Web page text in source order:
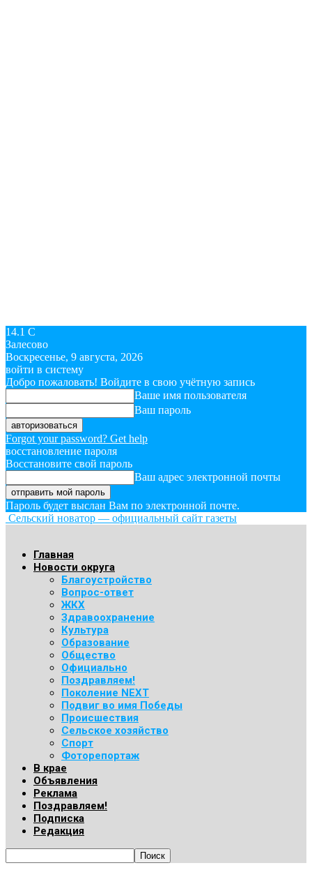
14.1 C
Залесово
Воскресенье, 9 августа, 2026
войти в систему
Добро пожаловать! Войдите в свою учётную запись
Ваше имя пользователя
Ваш пароль
Forgot your password? Get help
восстановление пароля
Восстановите свой пароль
Ваш адрес электронной почты
Пароль будет выслан Вам по электронной почте.
Сельский новатор — официальный сайт газеты
Главная
Новости округа
Благоустройство
Вопрос-ответ
ЖКХ
Здравоохранение
Культура
Образование
Общество
Официально
Поздравляем!
Поколение NEXT
Подвиг во имя Победы
Происшествия
Сельское хозяйство
Спорт
Фоторепортаж
В крае
Объявления
Реклама
Поздравляем!
Подписка
Редакция